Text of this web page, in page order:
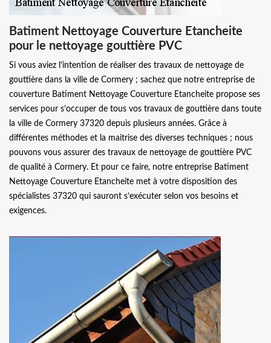
Batiment Nettoyage Couverture Etancheite
pour le nettoyage gouttière PVC
Si vous aviez l’intention de réaliser des travaux de nettoyage de
gouttière dans la ville de Cormery ; sachez que notre entreprise de
couverture Batiment Nettoyage Couverture Etancheite propose ses
services pour s’occuper de tous vos travaux de gouttière dans toute
la ville de Cormery 37320 depuis plusieurs années. Grâce à
différentes méthodes et la maitrise des diverses techniques ; nous
pouvons vous assurer des travaux de nettoyage de gouttière PVC
de qualité à Cormery. Et pour ce faire, notre entreprise Batiment
Nettoyage Couverture Etancheite met à votre disposition des
spécialistes 37320 qui sauront s’exécuter selon vos besoins et
exigences.